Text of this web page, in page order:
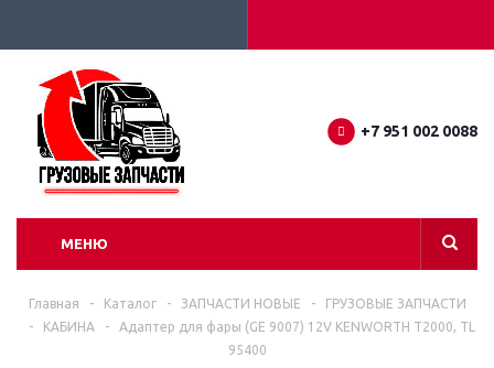
+7 951 002 0088
МЕНЮ
Главная - Каталог - ЗАПЧАСТИ НОВЫЕ -
ГРУЗОВЫЕ ЗАПЧАСТИ
-
КАБИНА -
Адаптер для фары (GE 9007) 12V KENWORTH T2000, TL
95400